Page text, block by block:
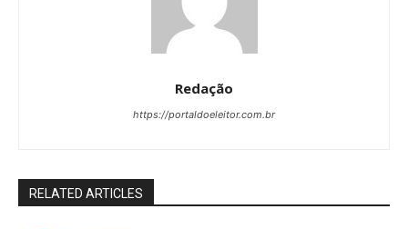
Redação
https://portaldoeleitor.com.br
RELATED ARTICLES